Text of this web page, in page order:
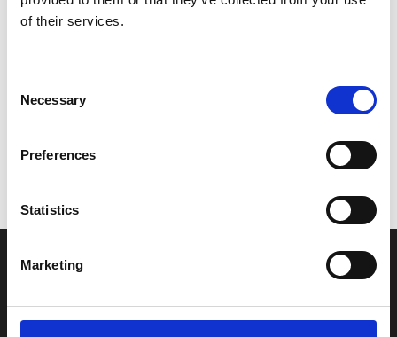
of their services.
Selection
Necessary
Preferences
Statistics
Marketing
Vi oplever i øjeblikket store og hyppige prisændringer i markedet.
leveres, eller hvor prisen afviger fra det viste. Vi kontakter dig
naturligvis, hvis dette er tilfældet.
INFORMATIONER